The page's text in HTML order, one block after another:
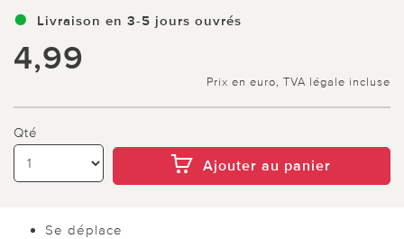
Livraison en 3-5 jours ouvrés
4,99
Prix en euro, TVA légale incluse
Qté
Ajouter au panier
Se déplace